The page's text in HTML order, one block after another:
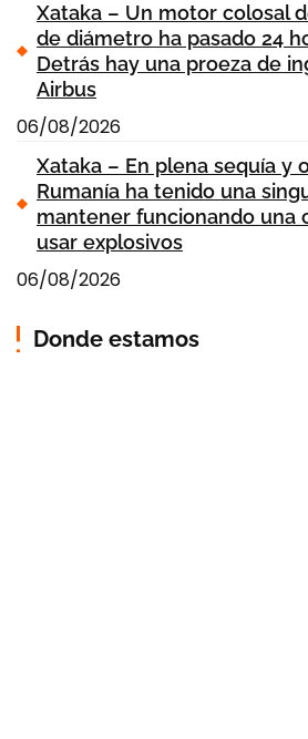
Xataka – Un motor colosal
de diámetro ha pasado 24
Detrás hay una proeza de
Airbus
06/08/2026
Xataka – En plena sequía y
Rumanía ha tenido una
mantener funcionando una
usar explosivos
06/08/2026
Donde estamos